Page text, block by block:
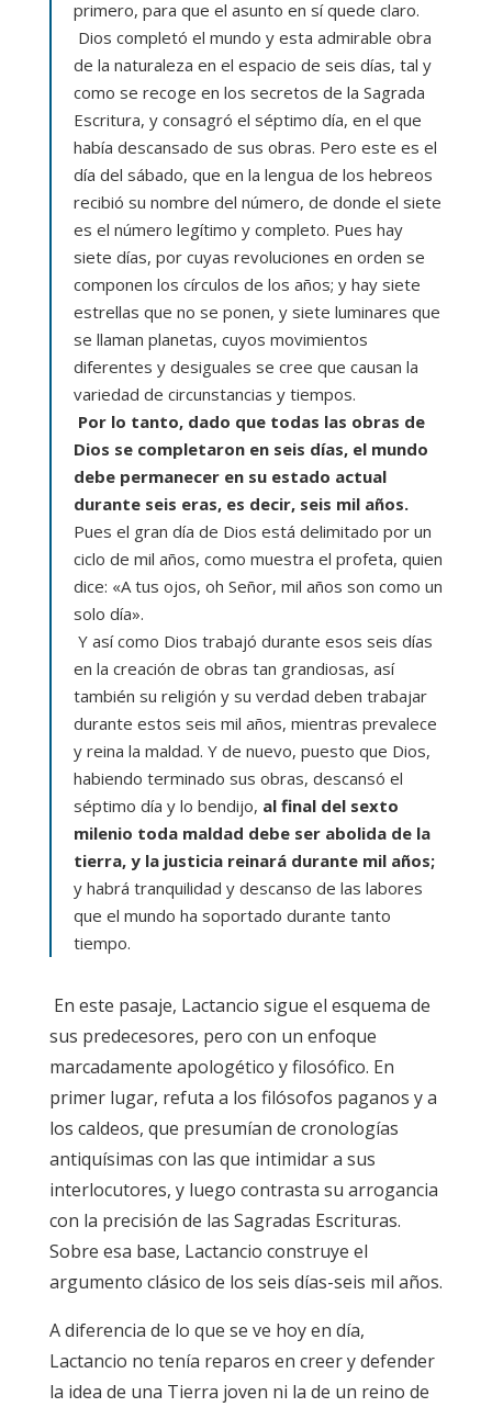
primero, para que el asunto en sí quede claro.
Dios completó el mundo y esta admirable obra
de la naturaleza en el espacio de seis días, tal y
como se recoge en los secretos de la Sagrada
Escritura, y consagró el séptimo día, en el que
había descansado de sus obras. Pero este es el
día del sábado, que en la lengua de los hebreos
recibió su nombre del número, de donde el siete
es el número legítimo y completo. Pues hay
siete días, por cuyas revoluciones en orden se
componen los círculos de los años; y hay siete
estrellas que no se ponen, y siete luminares que
se llaman planetas, cuyos movimientos
diferentes y desiguales se cree que causan la
variedad de circunstancias y tiempos.
Por lo tanto, dado que todas las obras de
Dios se completaron en seis días, el mundo
debe permanecer en su estado actual
durante seis eras, es decir, seis mil años.
Pues el gran día de Dios está delimitado por un
ciclo de mil años, como muestra el profeta, quien
dice: «A tus ojos, oh Señor, mil años son como un
solo día».
Y así como Dios trabajó durante esos seis días
en la creación de obras tan grandiosas, así
también su religión y su verdad deben trabajar
durante estos seis mil años, mientras prevalece
y reina la maldad. Y de nuevo, puesto que Dios,
habiendo terminado sus obras, descansó el
séptimo día y lo bendijo, al final del sexto
milenio toda maldad debe ser abolida de la
tierra, y la justicia reinará durante mil años;
y habrá tranquilidad y descanso de las labores
que el mundo ha soportado durante tanto
tiempo.
En este pasaje, Lactancio sigue el esquema de
sus predecesores, pero con un enfoque
marcadamente apologético y filosófico. En
primer lugar, refuta a los filósofos paganos y a
los caldeos, que presumían de cronologías
antiquísimas con las que intimidar a sus
interlocutores, y luego contrasta su arrogancia
con la precisión de las Sagradas Escrituras.
Sobre esa base, Lactancio construye el
argumento clásico de los seis días-seis mil años.
A diferencia de lo que se ve hoy en día,
Lactancio no tenía reparos en creer y defender
la idea de una Tierra joven ni la de un reino de